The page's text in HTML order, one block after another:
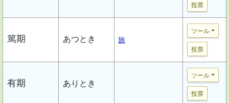
投票
篤期 あつとき 旅
ツール
投票
有期 ありとき
ツール
投票